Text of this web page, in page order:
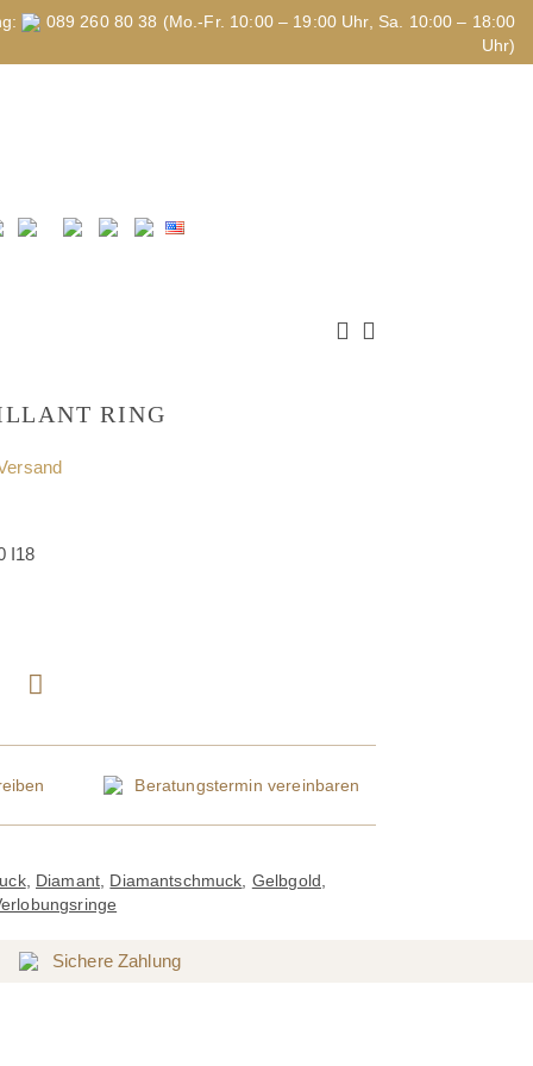
089 260 80 38 (Mo.-Fr. 10:00 – 19:00 Uhr, Sa. 10:00 – 18:00
Uhr)
RING
I18
Beratungstermin vereinbaren
, Diamant Diamantschmuck Gelbgold
Sichere Zahlung